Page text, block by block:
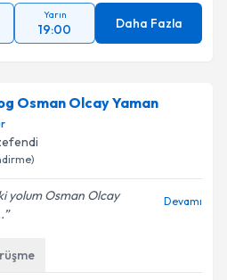
Yarın
19:00 Daha Fazla
Osman Olcay Yaman
yolum Osman Olcay
Devamı